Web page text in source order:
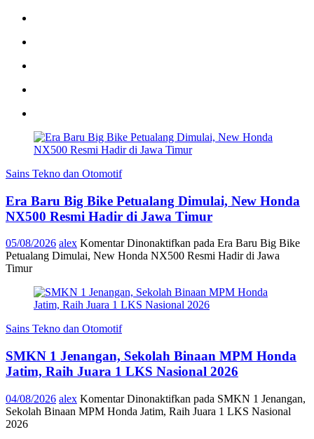
Sains Tekno dan Otomotif
Era Baru Big Bike Petualang Dimulai, New Honda
NX500 Resmi Hadir di Jawa Timur
05/08/2026 alex Komentar Dinonaktifkan pada Era Baru Big Bike
Petualang Dimulai, New Honda NX500 Resmi Hadir di Jawa
Timur
Sains Tekno dan Otomotif
SMKN 1 Jenangan, Sekolah Binaan MPM Honda
Jatim, Raih Juara 1 LKS Nasional 2026
04/08/2026 alex Komentar Dinonaktifkan pada SMKN 1 Jenangan,
Sekolah Binaan MPM Honda Jatim, Raih Juara 1 LKS Nasional
2026